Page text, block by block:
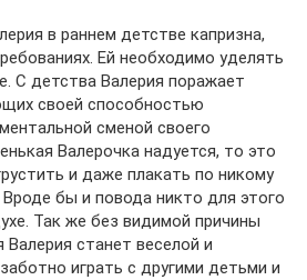
в раннем детстве капризна,
Ей необходимо уделять
С детства Валерия поражает
своей способностью
сменой своего
Валерочка надуется, то это
и даже плакать по никому
Вроде бы и повода никто для этого
Так же без видимой причины
станет веселой и
играть с другими детьми и